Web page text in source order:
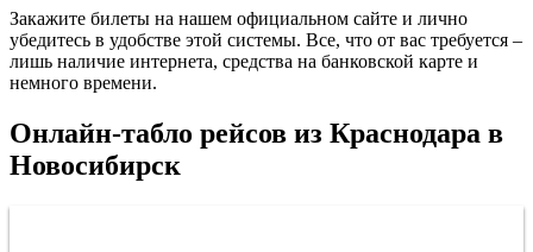
Закажите билеты на нашем официальном сайте и лично
убедитесь в удобстве этой системы. Все, что от вас требуется –
лишь наличие интернета, средства на банковской карте и
немного времени.
Онлайн-табло рейсов из Краснодара в
Новосибирск